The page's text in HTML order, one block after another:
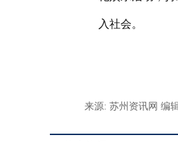
入社会。
来源: 苏州资讯网 编